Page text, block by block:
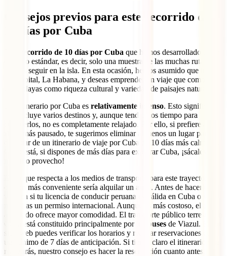
Consejos previos para este recorrido de
10 días por Cuba
recorrido de 10 días por Cuba que hemos desarrollado es un
ejemplo estándar, es decir, solo una muestra de las muchas rutas que
puedes seguir en la isla. En esta ocasión, hemos asumido que llegas
a la capital, La Habana, y deseas emprender un viaje que combine
tanto playas como riqueza cultural y variedad de paisajes naturales.
Este itinerario por Cuba es relativamente intenso. Esto significa
que incluye varios destinos y, aunque tendremos tiempo para
conocerlos, no es completamente relajado. Por ello, si prefieres un
ritmo más pausado, te sugerimos eliminar al menos un lugar para
disfrutar de un itinerario de viaje por Cuba de 10 días más calmado.
Claro está, si dispones de más días para explorar Cuba, ¡sácales el
máximo provecho!
En lo que respecta a los medios de transporte para este trayecto, la
opción más conveniente sería alquilar un auto . Antes de hacerlo,
verifica si tu licencia de conducir peruana es válida en Cuba o si
necesitas un permiso internacional. Aunque es más costoso, el auto
alquilado ofrece mayor comodidad. El transporte público terrestre en
Cuba está constituido principalmente por los
buses de Viazul. En su
sitio web puedes verificar los horarios y realizar reservaciones con
un mínimo de 7 días de anticipación. Si tienes claro el itinerario que
realizarás, nuestro consejo es hacer la reservación cuanto antes.